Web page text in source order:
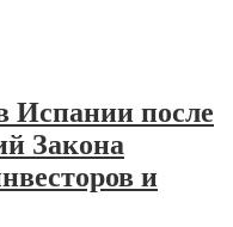
Испании после
Закона
и